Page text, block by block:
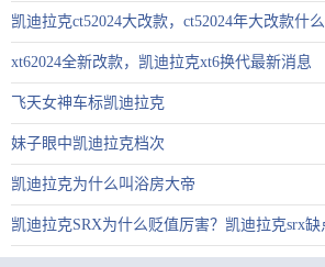
凯迪拉克ct52024大改款，ct52024年大改款什
xt62024全新改款，凯迪拉克xt6换代最新消息
飞天女神车标凯迪拉克
妹子眼中凯迪拉克档次
凯迪拉克为什么叫浴房大帝
凯迪拉克SRX为什么贬值厉害？凯迪拉克srx缺